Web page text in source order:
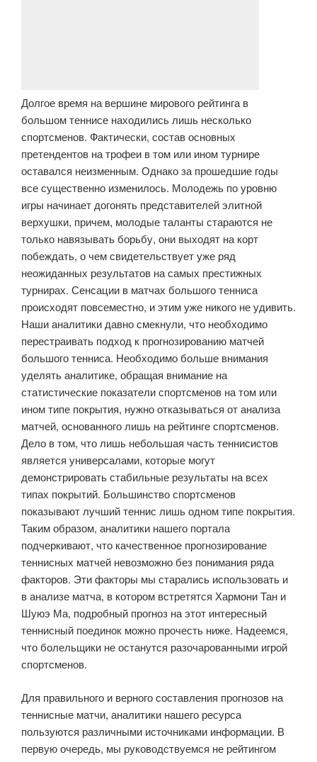
Долгое время на вершине мирового рейтинга в
большом теннисе находились лишь несколько
спортсменов. Фактически, состав основных
претендентов на трофеи в том или ином турнире
оставался неизменным. Однако за прошедшие годы
все существенно изменилось. Молодежь по уровню
игры начинает догонять представителей элитной
верхушки, причем, молодые таланты стараются не
только навязывать борьбу, они выходят на корт
побеждать, о чем свидетельствует уже ряд
неожиданных результатов на самых престижных
турнирах. Сенсации в матчах большого тенниса
происходят повсеместно, и этим уже никого не удивить.
Наши аналитики давно смекнули, что необходимо
перестраивать подход к прогнозированию матчей
большого тенниса. Необходимо больше внимания
уделять аналитике, обращая внимание на
статистические показатели спортсменов на том или
ином типе покрытия, нужно отказываться от анализа
матчей, основанного лишь на рейтинге спортсменов.
Дело в том, что лишь небольшая часть теннисистов
является универсалами, которые могут
демонстрировать стабильные результаты на всех
типах покрытий. Большинство спортсменов
показывают лучший теннис лишь одном типе покрытия.
Таким образом, аналитики нашего портала
подчеркивают, что качественное прогнозирование
теннисных матчей невозможно без понимания ряда
факторов. Эти факторы мы старались использовать и
в анализе матча, в котором встретятся Хармони Тан и
Шуюэ Ма, подробный прогноз на этот интересный
теннисный поединок можно прочесть ниже. Надеемся,
что болельщики не останутся разочарованными игрой
спортсменов.
Для правильного и верного составления прогнозов на
теннисные матчи, аналитики нашего ресурса
пользуются различными источниками информации. В
первую очередь, мы руководствуемся не рейтингом